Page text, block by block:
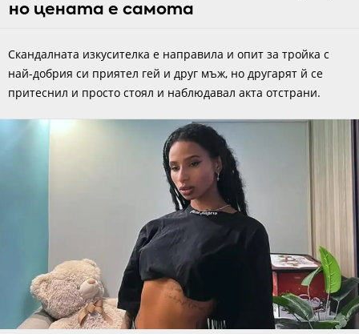
но цената е самота
Скандалната изкусителка е направила и опит за тройка с
най-добрия си приятел гей и друг мъж, но другарят й се
притеснил и просто стоял и наблюдавал акта отстрани.